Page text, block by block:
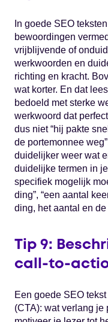
In goede SEO
bewoordingen
vrijblijvende of
werkwoorden en
richting en kracht.
wat korter. En dat
bedoeld met sterke
werkwoord dat
dus niet “hij pakte
de portemonnee
duidelijker weer wat
duidelijke termen in
specifiek mogelijk
ding”, “een aantal
ding, het aantal en
Tip 9:
call-to-
Een goede SEO
(CTA): wat verlang je